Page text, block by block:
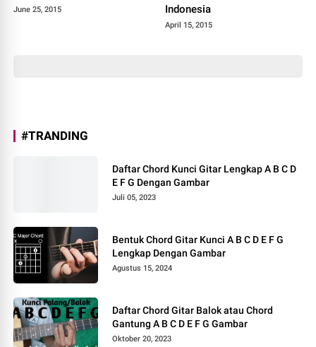
June 25, 2015
Indonesia
April 15, 2015
#TRANDING
Daftar Chord Kunci Gitar Lengkap A B C D
E F G Dengan Gambar
Juli 05, 2023
Bentuk Chord Gitar Kunci A B C D E F G
Lengkap Dengan Gambar
Agustus 15, 2024
Daftar Chord Gitar Balok atau Chord
Gantung A B C D E F G Gambar
Oktober 20, 2023